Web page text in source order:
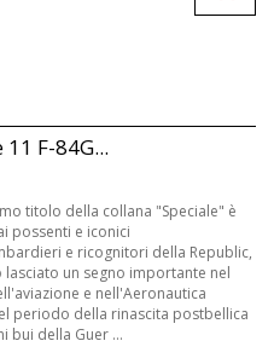
F-84G...
titolo della collana "Speciale" è
possenti e iconici
e ricognitori della Republic,
lasciato un segno importante nel
e nell'Aeronautica
periodo della rinascita postbellica
bui della Guer ...